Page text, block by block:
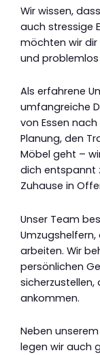
Wir wissen,
auch stressige
möchten wir dir
und
Als erfahrene
umfangreiche
von Essen
Planung, den
Möbel geht –
dich entspannt
Zuhause in
Unser Team
arbeiten. Wir
persönlichen
ankommen.
Neben
legen wir auch